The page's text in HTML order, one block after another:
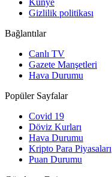
Künye
Gizlilik politikası
Bağlantılar
Canlı TV
Gazete Manşetleri
Hava Durumu
Popüler Sayfalar
Covid 19
Döviz Kurları
Hava Durumu
Kripto Para Piyasaları
Puan Durumu